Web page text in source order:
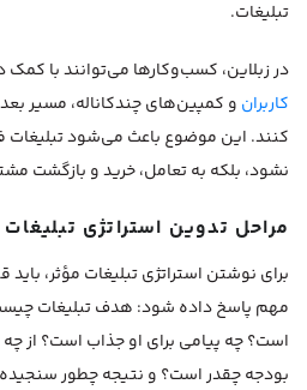
تبلیغات.
در زبلاین، کسب‌وکارها می‌توانند با کمک
کاربران و کمپین‌های چندکاناله، مسیر بعد
کنند. این موضوع باعث می‌شود تبلیغات
نشود، بلکه به تعامل، خرید و بازگشت
مراحل تدوین استراتژی
برای نوشتن استراتژی تبلیغات مؤثر،
مهم پاسخ داده شود: هدف تبلیغات
است؟ چه پیامی برای او جذاب است؟ از چه
بودجه چقدر است؟ و نتیجه چطور